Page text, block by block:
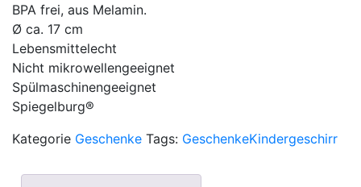
BPA frei, aus Melamin.
Ø ca. 17 cm
Lebensmittelecht
Nicht mikrowellengeeignet
Spülmaschinengeeignet
Spiegelburg®
Kategorie Geschenke Tags: GeschenkeKindergeschirr